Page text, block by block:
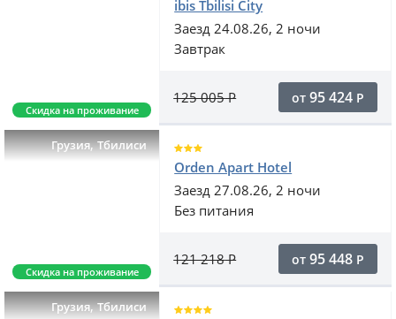
Скидка на проживание
ibis Tbilisi City
Заезд 24.08.26, 2 ночи
Завтрак
125 005Р от 95 424 Р
Грузия,Тбилиси
Скидка на проживание
Orden Apart Hotel
Заезд 27.08.26, 2 ночи
Без питания
121 218Р от 95 448 Р
Грузия,Тбилиси